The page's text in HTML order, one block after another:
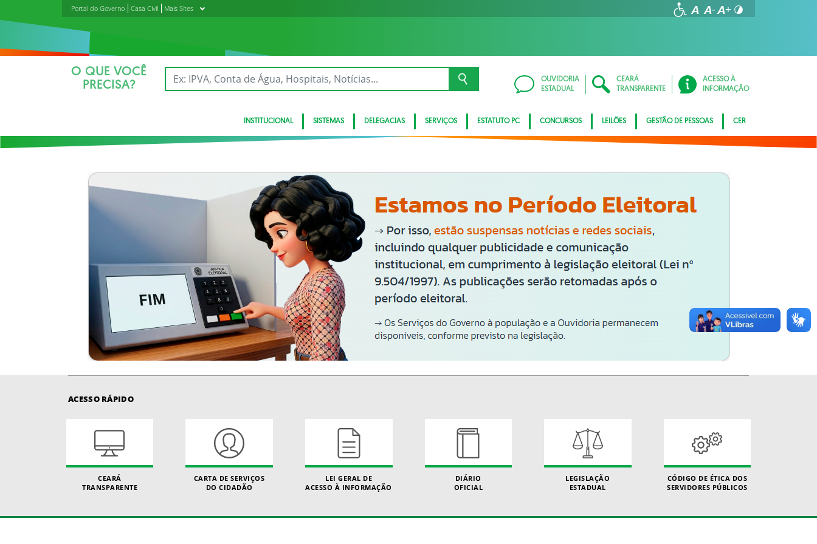
Portal do Governo Casa Civil Mais Sites
O QUE VOCÊ
PRECISA?
OUVIDORIA
ESTADUAL
CEARÁ
TRANSPARENTE
ACESSO À
INFORMAÇÃO
INSTITUCIONAL SISTEMAS DELEGACIAS SERVIÇOS ESTATUTO PC CONCURSOS LEILÕES GESTÃO DE PESSOAS CER
ACESSO RÁPIDO
CEARÁ
TRANSPARENTE
CARTA DE SERVIÇOS
DO CIDADÃO
LEI GERAL DE
ACESSO À INFORMAÇÃO
DIÁRIO
OFICIAL
LEGISLAÇÃO
ESTADUAL
CÓDIGO DE ÉTICA DOS
SERVIDORES PÚBLICOS